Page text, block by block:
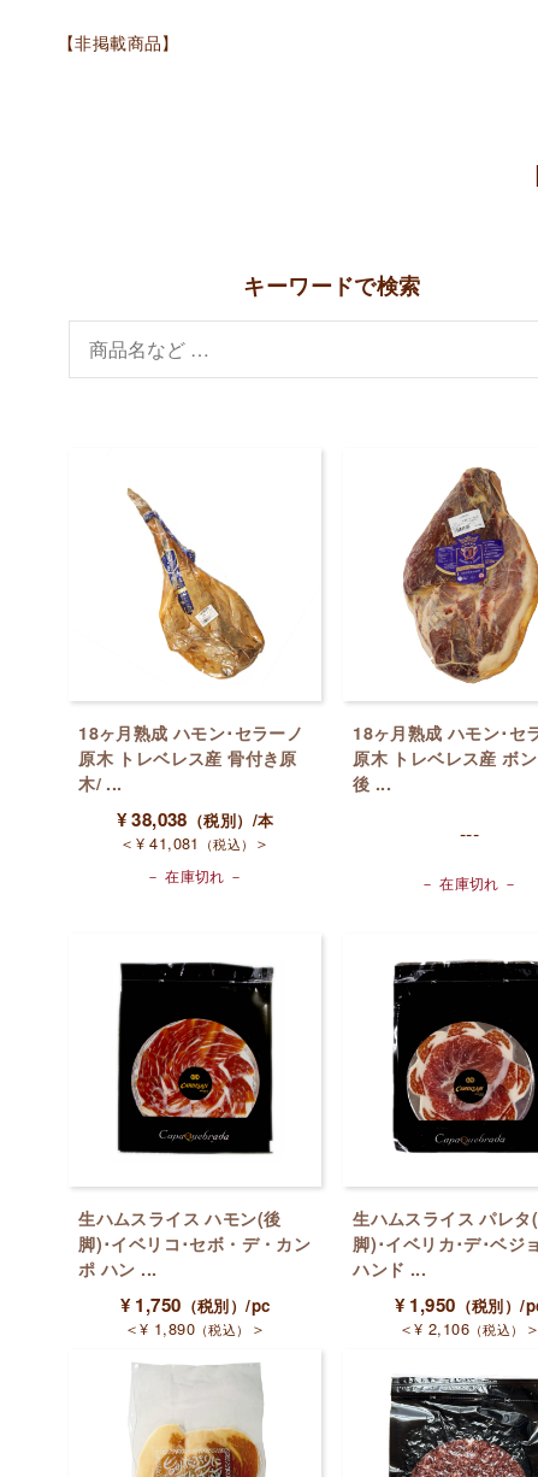
【非掲載商品】
キーワードで検索
18ヶ月熟成 ハモン･セラーノ
原木 トレベレス産 骨付き原
木/ ...
¥38,038 （税別） /本
＜ ¥41,081 （税込） ＞
－ 在庫切れ －
18ヶ月熟成 ハモン･セ
原木 トレベレス産 ボ
後 ...
---
－ 在庫切れ －
生ハムスライス ハモン(後
脚)･イベリコ･セボ・デ・カン
ポ ハン ...
¥1,750 （税別）/pc
＜¥ 1,890 （税込） ＞
生ハムスライス パレタ
脚)･イベリカ･デ･ベジ
ハンド ...
¥1,950 （税別）/
＜¥ 2,106 （税込） ＞